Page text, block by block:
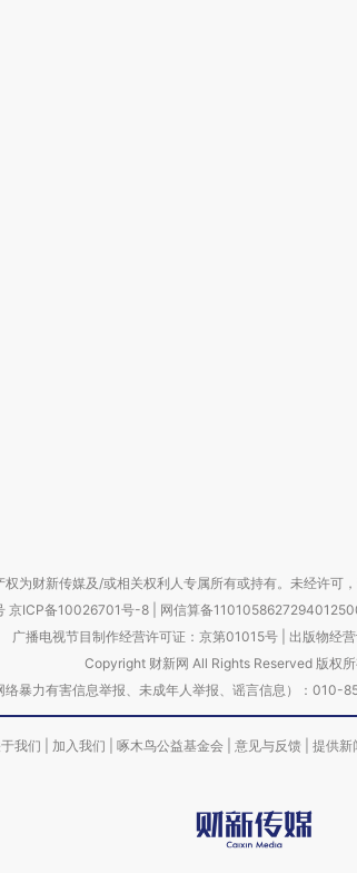
为财新传媒及/或相关权利人专属所有或持有。未经许可
京ICP备10026701号-8 网信算备
广播电视节目制作经营许可证：京第01015号| 出版物经
Copyright 财新网 All Rights Reserved 版权
络暴力有害信息举报、未成年人举报、谣言信息）：
我们 加入我们 啄木鸟公益基金会 意见与反馈 提供新